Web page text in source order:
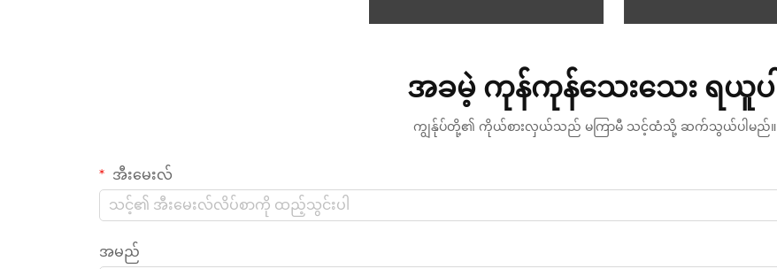
အခမဲ့ ကုန်ကုန်သေးသေး ရယူပါ
ကျွန်ုပ်တို့၏ ကိုယ်စားလှယ်သည် မကြာမီ သင့်ထံသို့ ဆက်သွယ်ပါမည်။
အီးမေးလ်
အမည်